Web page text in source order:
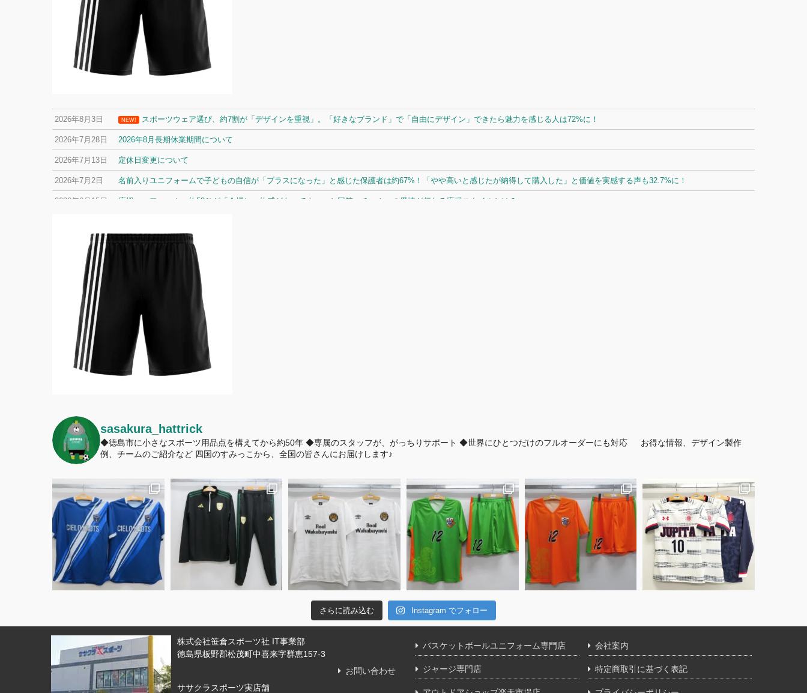
2026年8月3日 NEW! スポーツウェア選び、約7割が「デザインを重視」。「好きなブランド」で「自由にデザイン」できたら魅力を感じる人は72%に！
2026年7月28日 2026年8月長期休業期間について
2026年7月13日 定休日変更について
2026年7月2日 名前入りユニフォームで子どもの自信が「プラスになった」と感じた保護者は約67%！「やや高いと感じたが納得して購入した」と価値を実感する声も32.7%に！
2026年6月15日 応援ユニフォーム、約53％が「会場に一体感があってよい」と回答。チームへの愛情が伝わる応援スタイルとは？
sasakura_hattrick
◆徳島市に小さなスポーツ用品点を構えてから約50年 ◆専属のスタッフが、がっちりサポート ◆世界にひとつだけのフルオーダーにも対応
お得な情報、デザイン製作
例、チームのご紹介など 四国のすみっこから、全国の皆さんにお届けします♪
さらに読み込む Instagram でフォロー
株式会社笹倉スポーツ社 IT事業部
徳島県板野郡松茂町中喜来字群恵157-3
お問い合わせ
ササクラスポーツ実店舗
バスケットボールユニフォーム専門店
ジャージ専門店
会社案内
特定商取引に基づく表記